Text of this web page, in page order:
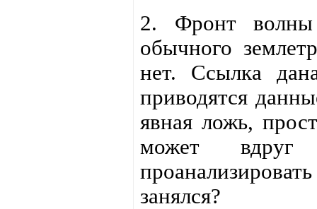
2. Фронт
обычного
нет. Ссылка
приводятся
явная ложь,
может
занялся?